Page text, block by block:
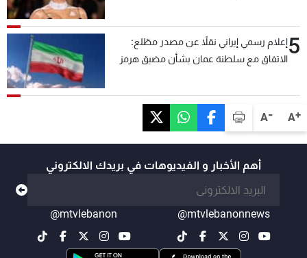
A+
A-
5إعلام رسمي إيراني نقلاً عن مصدر مطّلع:
الاتفاق مع سلطنة عمان بشأن مضيق هرمز
أهم الأخبار و الفيديوهات في بريدك الالكتروني
@mtvlebanonnews
@mtvlebanon